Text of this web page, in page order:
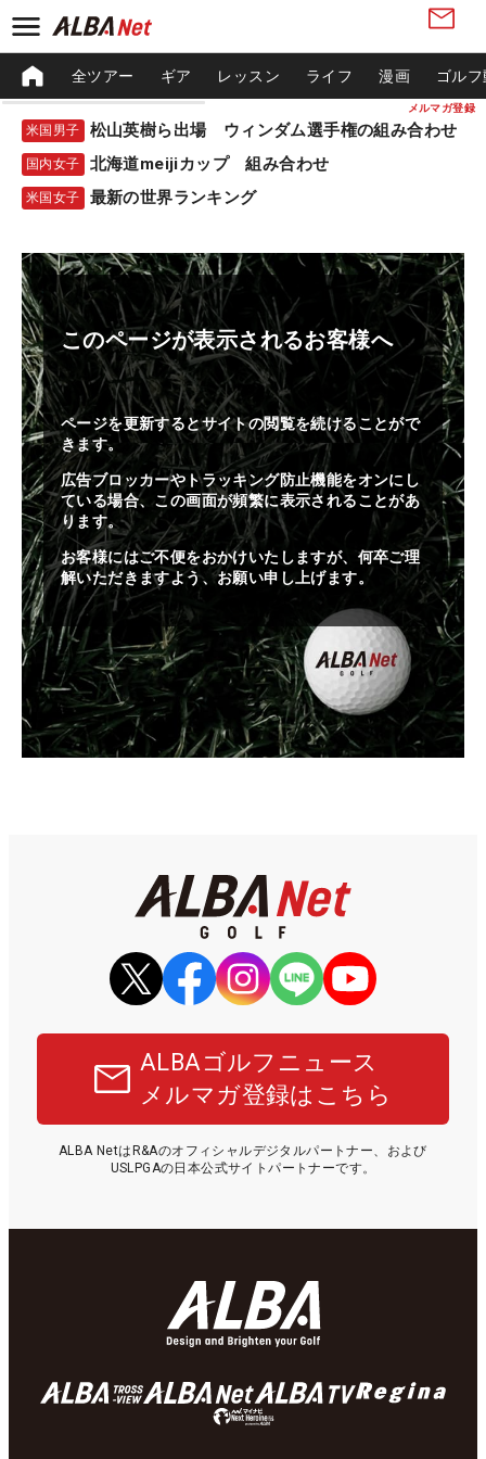
メルマガ登録
全ツアー ギア レッスン ライフ 漫画 ゴル
米国男子 松山英樹ら出場 ウィンダム選手権の組み合わせ
国内女子 北海道meijiカップ 組み合わせ
米国女子 最新の世界ランキング
このページが表示されるお客様へ
ページを更新するとサイトの閲覧を続けることがで
きます。
広告ブロッカーやトラッキング防止機能をオンにし
ている場合、この画面が頻繁に表示されることがあ
ります。
お客様にはご不便をおかけいたしますが、何卒ご理
解いただきますよう、お願い申し上げます。
ALBAゴルフニュース
メルマガ登録はこちら
ALBA NetはR&Aのオフィシャルデジタルパートナー、および
USLPGAの日本公式サイトパートナーです。